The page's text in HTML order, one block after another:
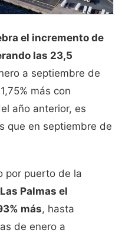
el incremento de
las 23,5
a septiembre de
más con
año anterior, es
que en septiembre de
por puerto de la
Palmas el
más, hasta
de enero a